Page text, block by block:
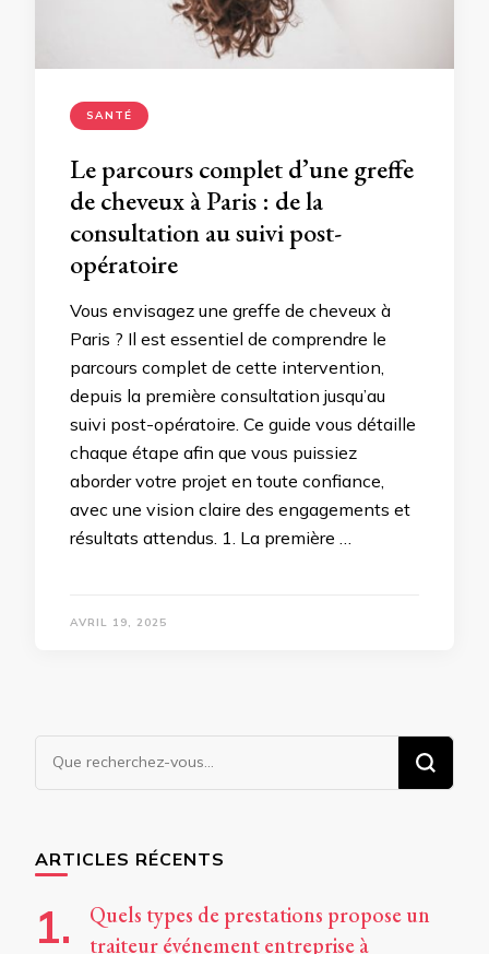
SANTÉ
Le parcours complet d’une greffe
de cheveux à Paris : de la
consultation au suivi post-
opératoire
Vous envisagez une greffe de cheveux à
Paris ? Il est essentiel de comprendre le
parcours complet de cette intervention,
depuis la première consultation jusqu’au
suivi post-opératoire. Ce guide vous détaille
chaque étape afin que vous puissiez
aborder votre projet en toute confiance,
avec une vision claire des engagements et
résultats attendus. 1. La première …
AVRIL 19, 2025
Vous
recherchiez
ARTICLES RÉCENTS
Quels types de prestations propose un
traiteur événement entreprise à